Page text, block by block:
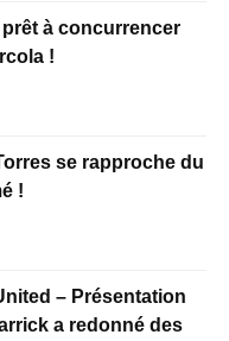
prêt à concurrencer
!
se rapproche du
!
– Présentation
a redonné des